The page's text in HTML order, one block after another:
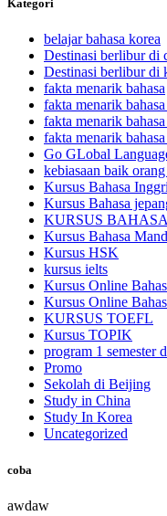
Kategori
belajar bahasa korea
Destinasi berlibur di
Destinasi berlibur di
fakta menarik bahasa
fakta menarik
fakta menarik
fakta menarik
Go GLobal
kebiasaan baik
Kursus Bahasa
Kursus Bahasa
KURSUS
Kursus Bahasa
Kursus HSK
kursus ielts
Kursus Online
Kursus Online
KURSUS TOEFL
Kursus TOPIK
program 1 semester
Promo
Sekolah di Beijing
Study in China
Study In Korea
Uncategorized
coba
awdaw